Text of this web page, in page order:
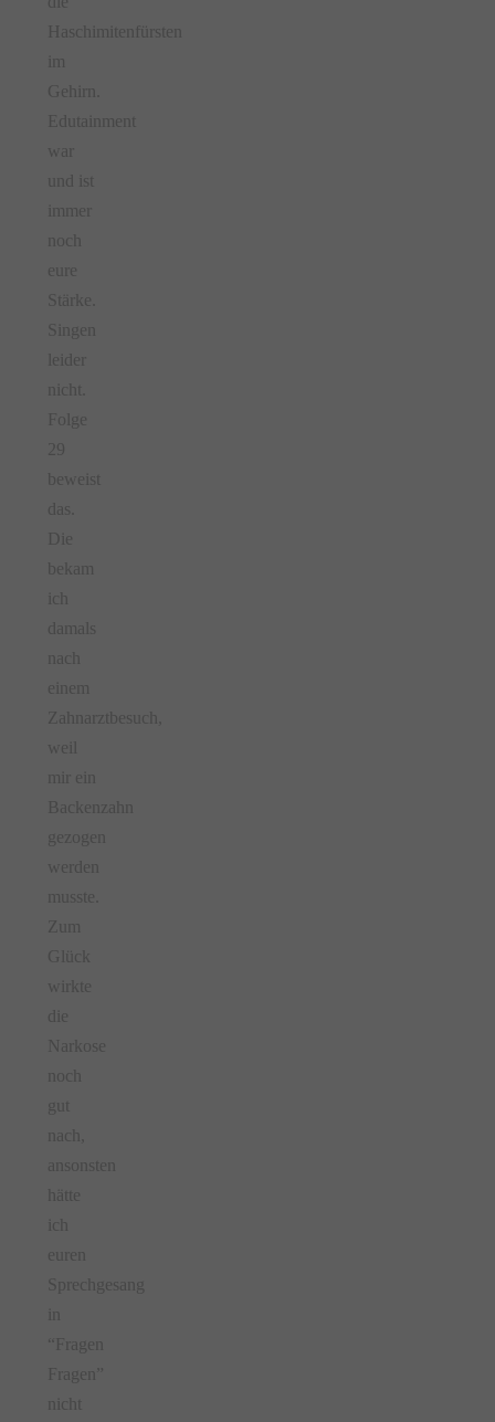
Haschimitenfürsten
im
Gehirn.
Edutainment
war
und ist
immer
noch
eure
Stärke.
Singen
leider
nicht.
Folge
29
beweist
das.
Die
bekam
ich
damals
nach
einem
Zahnarztbesuch,
weil
mir ein
Backenzahn
gezogen
werden
musste.
Zum
Glück
wirkte
die
Narkose
noch
gut
nach,
ansonsten
hätte
ich
euren
Sprechgesang
“Fragen
Fragen”
nicht